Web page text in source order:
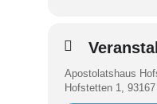
Apostolatshaus
Hofstetten 1,